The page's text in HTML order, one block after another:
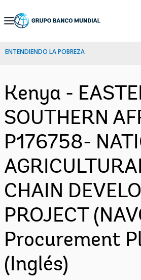
Skip
Navigation
ENTENDIENDO LA POBREZA
Kenya -
SOUTHERN
P176758-
CHAIN
PROJECT
Procurement
(Inglés)